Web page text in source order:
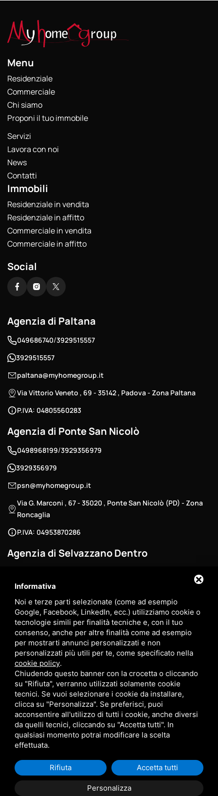
Informativa
Noi e terze parti selezionate (come ad esempio
Google, Facebook, LinkedIn, ecc.) utilizziamo cookie o
tecnologie simili per finalità tecniche e, con il tuo
consenso, anche per altre finalità come ad esempio
per mostrarti annunci personalizzati e non
personalizzati più utili per te, come specificato nella
cookie policy.
Chiudendo questo banner con la crocetta o cliccando
su "Rifiuta", verranno utilizzati solamente cookie
tecnici. Se vuoi selezionare i cookie da installare,
clicca su "Personalizza". Se preferisci, puoi
acconsentire all'utilizzo di tutti i cookie, anche diversi
da quelli tecnici, cliccando su "Accetta tutti". In
qualsiasi momento potrai modificare la scelta
effettuata.
Personalizza
Rifiuta Accetta tutti
Menu
Residenziale
Commerciale
Chi siamo
Proponi il tuo immobile
Servizi
Lavora con noi
News
Contatti
Immobili
Residenziale in vendita
Residenziale in affitto
Commerciale in vendita
Commerciale in affitto
Social
Agenzia di Paltana
049686740/3929515557
3929515557
paltana@myhomegroup.it
Via Vittorio Veneto , 69 - 35142 , Padova - Zona Paltana
P.IVA: 04805560283
Agenzia di Ponte San Nicolò
0498968199/3929356979
3929356979
psn@myhomegroup.it
Via G. Marconi , 67 - 35020 , Ponte San Nicolò (PD) - Zona
Roncaglia
P.IVA: 04953870286
Agenzia di Selvazzano Dentro
3881003229
selva@myhomegroup.it
Via Padova , 12/E - 35030 , Selvazzano Dentro (PD) - Zona
Tencarola
P.IVA: 03744680285
My Home Group srl - P. IVA 05334400289
Sitemap-Privacy Policy- Questo sito è protetto da Google
reCAPTCHA v3,Privacy Policye Termini di serviziodi Google.